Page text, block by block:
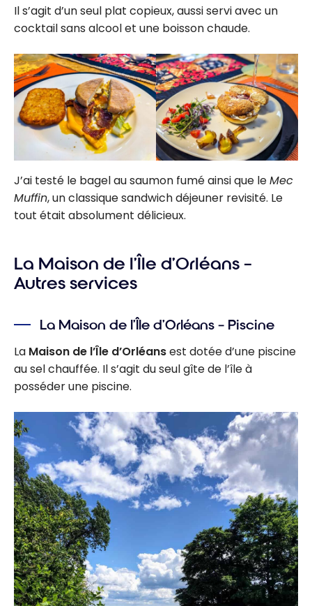
Il s’agit d’un seul plat copieux, aussi servi avec un
cocktail sans alcool et une boisson chaude.
J’ai testé le bagel au saumon fumé ainsi que leMec
Muffin, un classique sandwich déjeuner revisité. Le
tout était absolument délicieux.
La Maison de l’Île d’Orléans –
Autres services
La Maison de l’Île d’Orléans – Piscine
La Maison de l’Île d’Orléansest dotée d’une piscine
au sel chauffée. Il s’agit du seul gîte de l’île à
posséder une piscine.